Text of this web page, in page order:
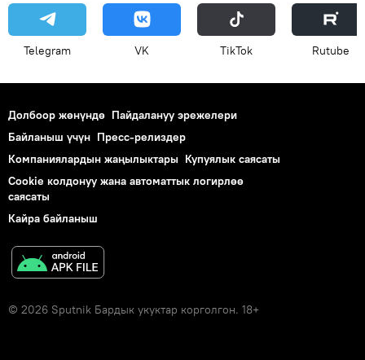
Telegram VK ТikТоk Rutube
Долбоор жөнүндө Пайдалануу эрежелери
Байланыш үчүн Пресс-релиздер
Компаниялардын жаңылыктары Купуялык саясаты
Cookie колдонуу жана автоматтык логирлөө
саясаты
Кайра байланыш
© 2026 Sputnik Бардык укуктар корголгон. 18+